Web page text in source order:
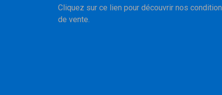
Cliquez sur ce lien pour découvrir nos
de vente.